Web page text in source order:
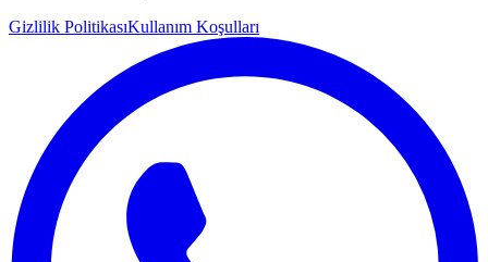
Gizlilik PolitikasıKullanım Koşulları